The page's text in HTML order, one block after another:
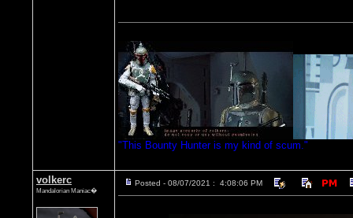
"This Bounty Hunter is my kind of scum."
volkerc
Mandalorian Maniac�
Posted - 08/07/2021 : 4:08:06 PM